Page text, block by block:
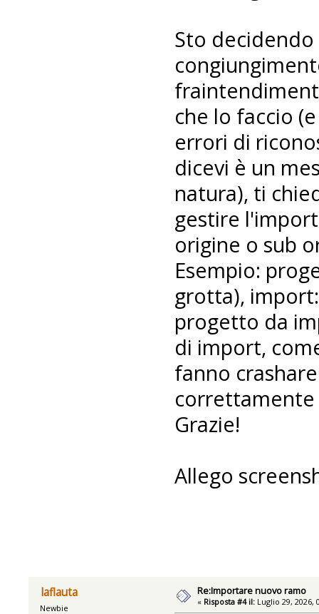
Sto
che lo faccio
errori di
dicevi è un
natura), ti
gestire
origine o sub
Esempio:
grotta),
progetto da
di import,
fanno
correttamente
Grazie!
Allego
laflauta
Newbie
Re:Importare nuovo ramo
« Risposta #4 il: Luglio 29, 2026,